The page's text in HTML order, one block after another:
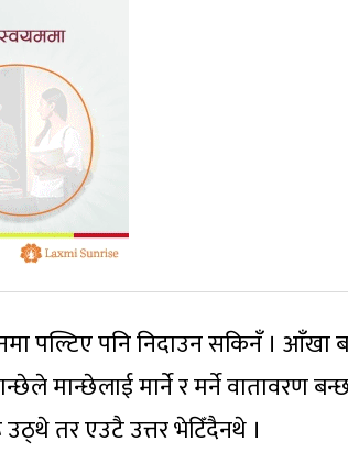
पल्टिए पनि निदाउन सकिनँ । आँखा
मान्छेलाई मार्ने र मर्ने वातावरण
तर एउटै उत्तर भेटिँदैनथे ।